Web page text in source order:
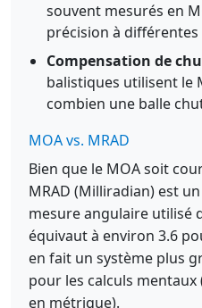
souvent mesurés en
précision à différentes
Compensation de
balistiques utilisent le
combien une balle
MOA vs. MRAD
Bien que le MOA soit
MRAD (Milliradian) est
mesure angulaire utilisé
équivaut à environ 3.6
en fait un système plus
pour les calculs mentaux
en métrique).